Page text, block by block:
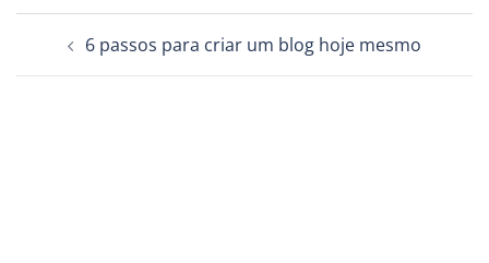
Navegação
posts
6 passos para criar um blog hoje mesmo